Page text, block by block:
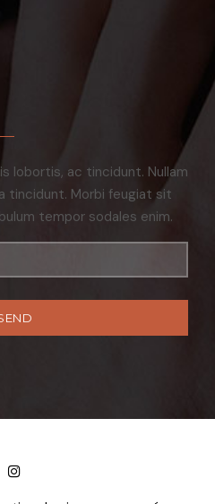
lobortis, ac tincidunt. Nullam
tincidunt. Morbi feugiat sit
tempor sodales enim.